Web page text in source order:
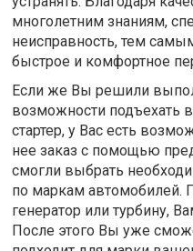
многолетним знаниям,
неисправность, тем
быстрое и комфортное
Если же Вы решили
возможности подъехать
стартер, у Вас есть
нее заказ с помощью
смогли выбрать
по маркам автомобилей.
генератор или турбину,
После этого Вы уже